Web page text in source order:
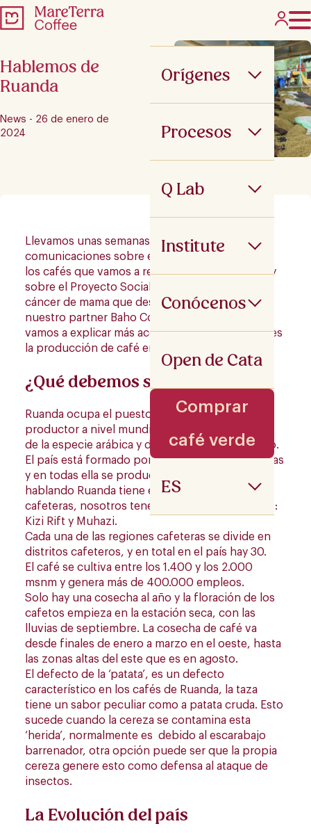
Orígenes
Procesos
Q Lab
Institute
Conócenos
Open de Cata
Comprar
café verde
ES
Hablemos de
Ruanda
News - 26 de enero de
2024
Llevamos unas semanas hablado en nuestras
comunicaciones sobre el Origen
los cafés que vamos a recibir en unas semanas y
sobre el Proyecto Social para la Prevención del
cáncer de mama que desarrollamos junto a
nuestro partner Baho Coffee, en este post, os
vamos a explicar más acerca del origen y como es
la producción de café en este país.
¿Qué debemos saber?
Ruanda ocupa el puesto número 28 como
productor a nivel mundial y solo produce cafés
de la especie arábica y del varietal Bourbon Rojo.
El país está formado por 5 provincias geográficas
y en todas ella se produce café, cafeteramente
hablando Ruanda tiene en total 7 regiones
cafeteras, nosotros tenemos café de 2 regiones:
Kizi Rift y Muhazi.
Cada una de las regiones cafeteras se divide en
distritos cafeteros, y en total en el país hay 30.
El café se cultiva entre los 1.400 y los 2.000
msnm y genera más de 400.000 empleos.
Solo hay una cosecha al año y la floración de los
cafetos empieza en la estación seca, con las
lluvias de septiembre. La cosecha de café va
desde finales de enero a marzo en el oeste, hasta
las zonas altas del este que es en agosto.
El defecto de la ‘patata’, es un defecto
característico en los cafés de Ruanda, la taza
tiene un sabor peculiar como a patata cruda. Esto
sucede cuando la cereza se contamina esta
‘herida’, normalmente es debido al escarabajo
barrenador, otra opción puede ser que la propia
cereza genere esto como defensa al ataque de
insectos.
La Evolución del país